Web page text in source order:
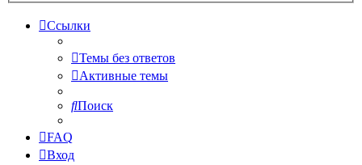
Ссылки
Темы без ответов
Активные темы
Поиск
FAQ
Вход